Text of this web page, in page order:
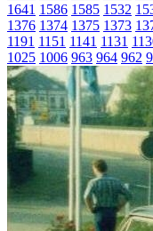
1641 1586 1585 1532
1376 1374 1375 1373
1191 1151 1141 1131
1025 1006 963 964 962